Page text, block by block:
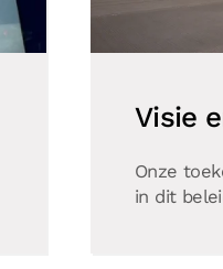
Visie
Onze
in dit